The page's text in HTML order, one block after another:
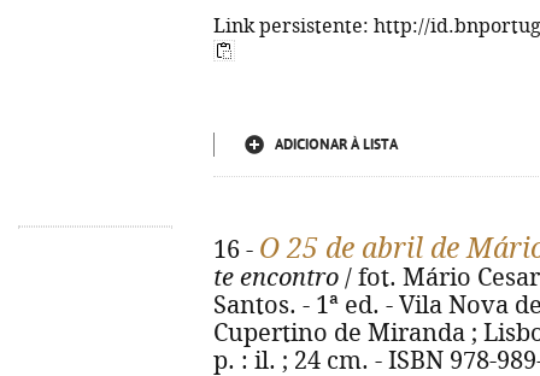
Link persistente: http://
ADICIONAR À LISTA
16 - O 25 de abril de
te encontro / fot. Mário
Santos. - 1ª ed. - Vila Nova
Cupertino de Miranda ;
p. : il. ; 24 cm. - ISBN 978-